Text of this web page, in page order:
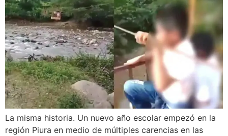
La misma historia. Un nuevo año escolar empezó en la
región Piura en medio de múltiples carencias en las